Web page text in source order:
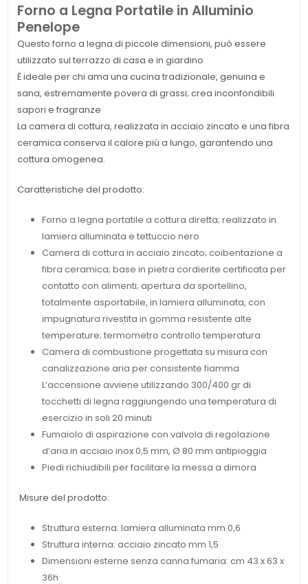
Forno a Legna Portatile in Alluminio
Penelope
Questo forno a legna di piccole dimensioni, può essere
utilizzato sul terrazzo di casa e in giardino
È ideale per chi ama una cucina tradizionale, genuina e
sana, estremamente povera di grassi; crea inconfondibili
sapori e fragranze
La camera di cottura, realizzata in acciaio zincato e una fibra
ceramica conserva il calore più a lungo, garantendo una
cottura omogenea.
Caratteristiche del prodotto:
Forno a legna portatile a cottura diretta; realizzato in
lamiera alluminata e tettuccio nero
Camera di cottura in acciaio zincato; coibentazione a
fibra ceramica; base in pietra cordierite certificata per
contatto con alimenti; apertura da sportellino,
totalmente asportabile, in lamiera alluminata, con
impugnatura rivestita in gomma resistente alte
temperature; termometro controllo temperatura
Camera di combustione progettata su misura con
canalizzazione aria per consistente fiamma
L’accensione avviene utilizzando 300/400 gr di
tocchetti di legna raggiungendo una temperatura di
esercizio in soli 20 minuti
Fumaiolo di aspirazione con valvola di regolazione
d’aria in acciaio inox 0,5 mm, Ø 80 mm antipioggia
Piedi richiudibili per facilitare la messa a dimora
Misure del prodotto:
Struttura esterna: lamiera alluminata mm 0,6
Struttura interna: acciaio zincato mm 1,5
Dimensioni esterne senza canna fumaria: cm 43 x 63 x
36h